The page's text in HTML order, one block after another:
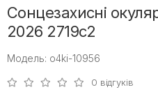
Сонцезахисні
2026 2719c2
Модель: o4ki-10956
0 відгуків